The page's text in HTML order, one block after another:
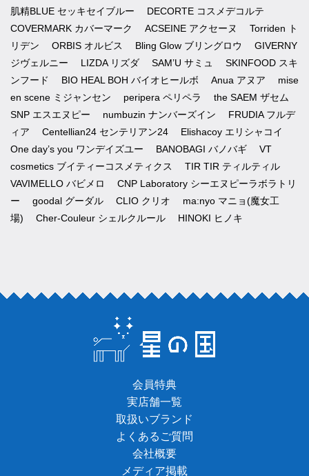
肌精BLUE セッキセイブルー
DECORTE コスメデコルテ
COVERMARK カバーマーク
ACSEINE アクセーヌ
Torriden ト
リデン
ORBIS オルビス Bling Glow ブリングロウ
GIVERNY
ジヴェルニー
LIZDA リズダ SAM’U サミュ
SKINFOOD スキ
ンフード
BIO HEAL BOH バイオヒールボ Anua アヌア
mise
en scene ミジャンセン
peripera ペリペラ
the SAEM ザセム
SNP エスエヌピー
numbuzin ナンバーズイン
FRUDIA フルデ
ィア
Centellian24 センテリアン24
Elishacoy エリシャコイ
One day’s you ワンデイズユー
BANOBAGI バノバギ
VT
cosmetics ブイティーコスメティクス
TIR TIR ティルティル
VAVIMELLO バビメロ
CNP Laboratory シーエヌピーラボラトリ
ー
goodal グーダル CLIO クリオ
ma:nyo マニョ(魔女工
場)
Cher-Couleur シェルクルール HINOKI ヒノキ
会員特典
実店舗一覧
取扱いブランド
よくあるご質問
会社概要
メディア掲載